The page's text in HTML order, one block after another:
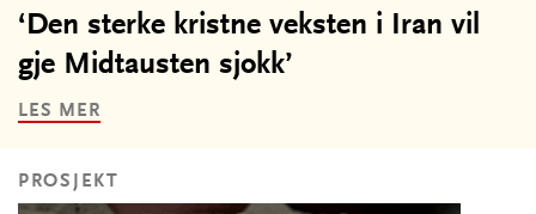
‘Den sterke kristne veksten i Iran vil
gje Midtausten sjokk’
LES MER
PROSJEKT